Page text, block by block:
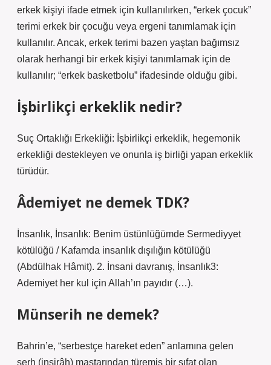
erkek kişiyi ifade etmek için kullanılırken, “erkek çocuk”
terimi erkek bir çocuğu veya ergeni tanımlamak için
kullanılır. Ancak, erkek terimi bazen yaştan bağımsız
olarak herhangi bir erkek kişiyi tanımlamak için de
kullanılır; “erkek basketbolu” ifadesinde olduğu gibi.
İşbirlikçi erkeklik nedir?
Suç Ortaklığı Erkekliği: İşbirlikçi erkeklik, hegemonik
erkekliği destekleyen ve onunla iş birliği yapan erkeklik
türüdür.
Âdemiyet ne demek TDK?
İnsanlık, İnsanlık: Benim üstünlüğümde Sermediyyet
kötülüğü / Kafamda insanlık dışılığın kötülüğü
(Abdülhak Hâmit). 2. İnsani davranış, İnsanlık3:
Ademiyet her kul için Allah’ın payıdır (…).
Münserih ne demek?
Bahrin’e, “serbestçe hareket eden” anlamına gelen
serh (insirâh) mastarından türemiş bir sıfat olan